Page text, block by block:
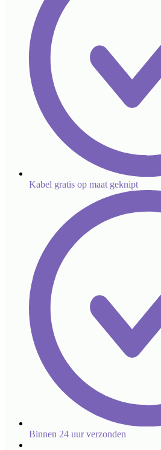
Kabel gratis op maat geknipt
Binnen 24 uur verzonden